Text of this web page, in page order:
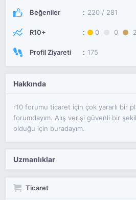
Beğeniler 220 / 281
R10+ 0 0
Profil Ziyareti 175
Hakkında
r10 forumu ticaret için çok yararlı bir
forumdayım. Alış verişi güvenli bir
olduğu için buradayım.
Uzmanlıklar
Ticaret